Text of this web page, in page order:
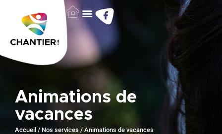
Animations de
vacances
Accueil / Nos services / Animations de vacances